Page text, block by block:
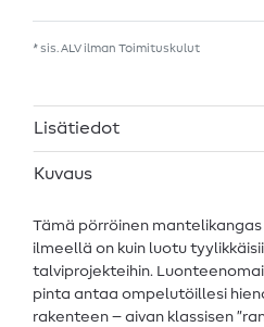
* sis. ALV ilman Toimituskulut
Lisätiedot
Kuvaus
Tämä pörröinen
ilmeellä on kuin luotu
talviprojekteihin.
pinta antaa ompelutöillesi
rakenteen – aivan klassisen